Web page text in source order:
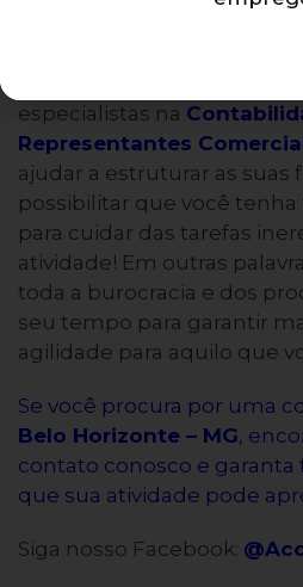
especialistas na
Representantes
ajudar a estruturar as suas
possibilitar que você
para cuidar das tarefas
atividade! Em outras
toda a burocracia e dos
seu tempo para garantir
agilidade para aquilo que
Se você procura por uma
Belo Horizonte – MG,
contato conosco e garanta
que sua atividade pode
Siga nosso Facebook: